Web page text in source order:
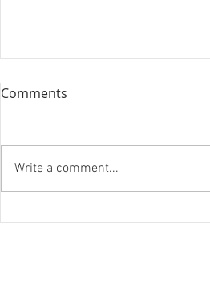
Comments
Write a comment...